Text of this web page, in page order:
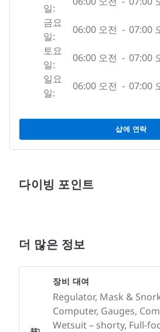
일:
금요
일:
06:00 오전 - 07:00
토요
일:
06:00 오전 - 07:00
일요
일:
06:00 오전 - 07:00
샵에 연락
다이빙 포인트
더 많은 정보
장비 대여
Regulator, Mask &
Computer, Gauges,
Wetsuit – shorty, Full-